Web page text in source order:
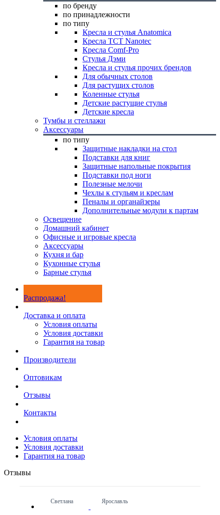
по бренду
по принадлежности
по типу
Кресла и стулья Anatomica
Кресла TCT Nanotec
Кресла Comf-Pro
Стулья Дэми
Кресла и стулья прочих брендов
Для обычных столов
Для растущих столов
Коленные стулья
Детские растущие стулья
Детские кресла
Тумбы и стеллажи
Аксессуары
по типу
Защитные накладки на стол
Подставки для книг
Защитные напольные покрытия
Подставки под ноги
Полезные мелочи
Чехлы к стульям и креслам
Пеналы и органайзеры
Дополнительные модули к партам
Освещение
Домашний кабинет
Офисные и игровые кресла
Аксессуары
Кухня и бар
Кухонные стулья
Барные стулья
Распродажа!
Доставка и оплата
Условия оплаты
Условия доставки
Гарантия на товар
Производители
Оптовикам
Отзывы
Контакты
Условия оплаты
Условия доставки
Гарантия на товар
Отзывы
Светлана Ярославль